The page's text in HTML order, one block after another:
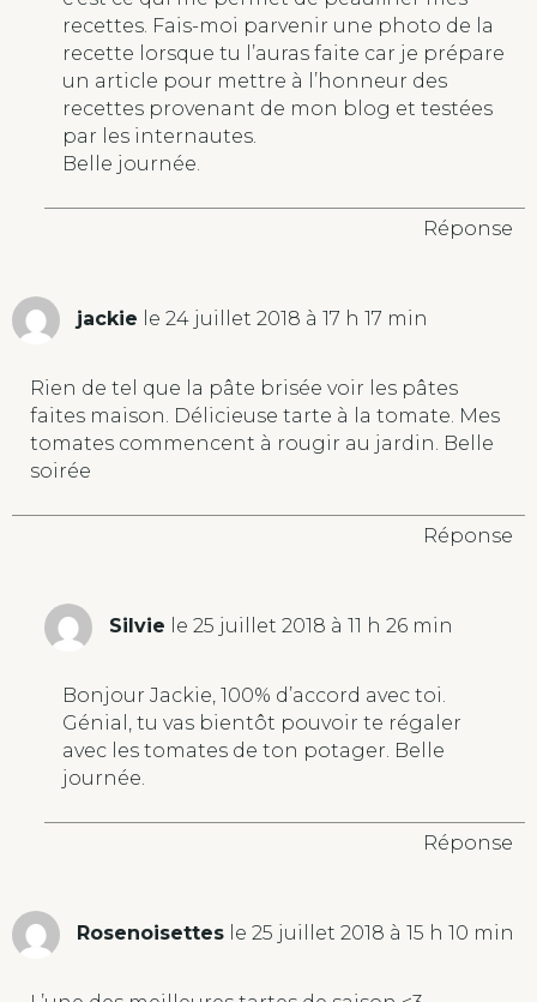
recettes. Fais-moi parvenir une photo de la
recette lorsque tu l’auras faite car je prépare
un article pour mettre à l’honneur des
recettes provenant de mon blog et testées
par les internautes.
Belle journée.
Réponse
jackie le 24 juillet 2018 à 17 h 17 min
Rien de tel que la pâte brisée voir les pâtes
faites maison. Délicieuse tarte à la tomate. Mes
tomates commencent à rougir au jardin. Belle
soirée
Réponse
Silvie le 25 juillet 2018 à 11 h 26 min
Bonjour Jackie, 100% d’accord avec toi.
Génial, tu vas bientôt pouvoir te régaler
avec les tomates de ton potager. Belle
journée.
Réponse
Rosenoisettes le 25 juillet 2018 à 15 h 10 min